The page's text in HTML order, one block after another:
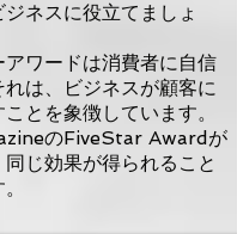
ネスに役立てましょ
アワードは消費者に自信
れは、ビジネスが顧客に
とを象徴しています。
のFiveStar Awardが
じ効果が得られること